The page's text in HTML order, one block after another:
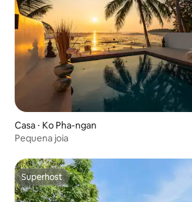
Casa ⋅ Ko Pha-ngan
Pequena joia
Superhost
Superhost